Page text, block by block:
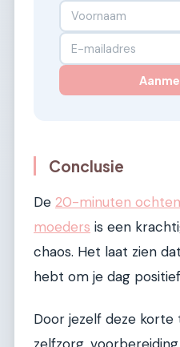
Conclusie
De 20-minuten
moeders is een
chaos. Het laat zien
hebt om je dag
Door jezelf deze